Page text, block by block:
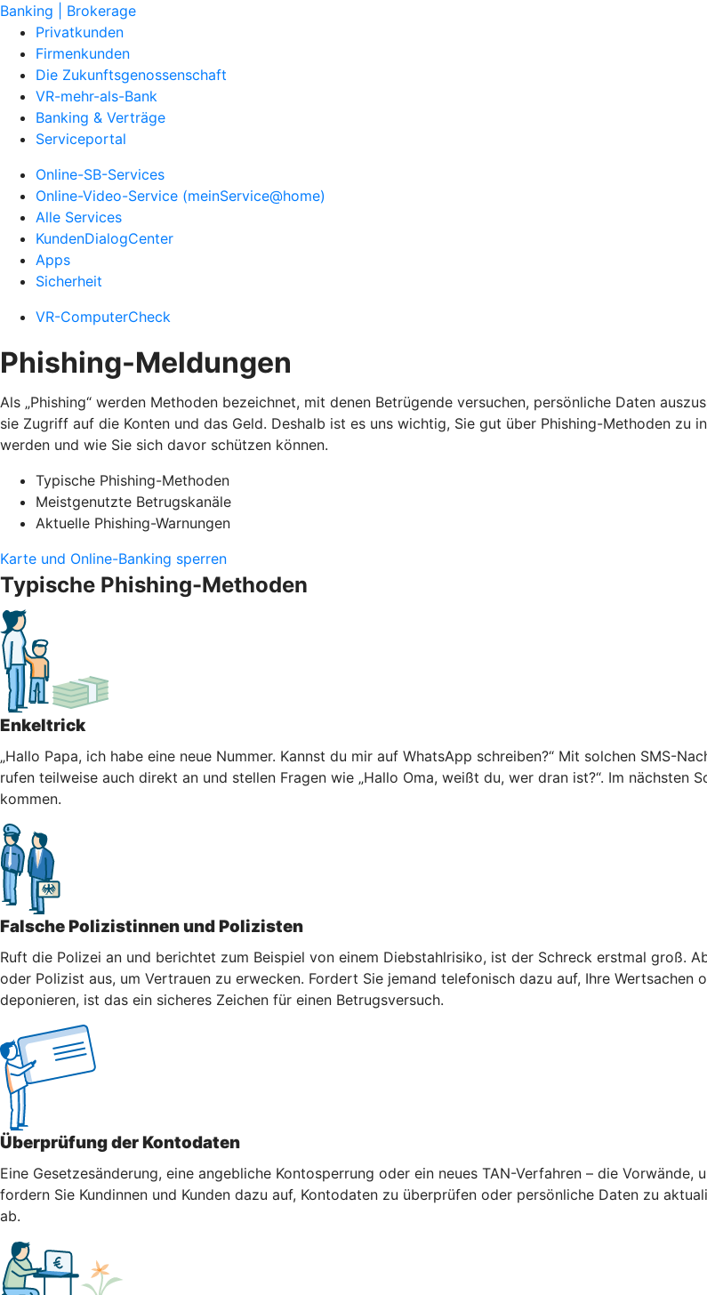
Banking | Brokerage
Privatkunden
Firmenkunden
Die Zukunftsgenossenschaft
VR-mehr-als-Bank
Banking & Verträge
Serviceportal
Online-SB-Services
Online-Video-Service (meinService@home)
Alle Services
KundenDialogCenter
Apps
Sicherheit
VR-ComputerCheck
Phishing-Meldungen
Als „Phishing“ werden Methoden bezeichnet, mit denen Betrügende versuchen, persönliche Daten
sie Zugriff auf die Konten und das Geld. Deshalb ist es uns wichtig, Sie gut über Phishing-Methoden zu
werden und wie Sie sich davor schützen können.
Typische Phishing-Methoden
Meistgenutzte Betrugskanäle
Aktuelle Phishing-Warnungen
Karte und Online-Banking sperren
Typische Phishing-Methoden
Enkeltrick
„Hallo Papa, ich habe eine neue Nummer. Kannst du mir auf WhatsApp schreiben?“ Mit solchen SMS-
rufen teilweise auch direkt an und stellen Fragen wie „Hallo Oma, weißt du, wer dran ist?“. Im
kommen.
Falsche Polizistinnen und Polizisten
Ruft die Polizei an und berichtet zum Beispiel von einem Diebstahlrisiko, ist der Schreck erstmal groß.
oder Polizist aus, um Vertrauen zu erwecken. Fordert Sie jemand telefonisch dazu auf, Ihre
deponieren, ist das ein sicheres Zeichen für einen Betrugsversuch.
Überprüfung der Kontodaten
Eine Gesetzesänderung, eine angebliche Kontosperrung oder ein neues TAN-Verfahren – die
fordern Sie Kundinnen und Kunden dazu auf, Kontodaten zu überprüfen oder persönliche Daten zu
ab.